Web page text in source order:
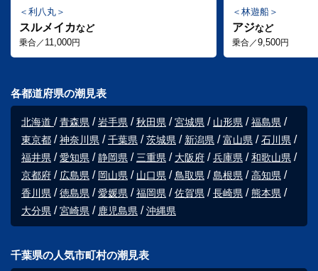
利八丸
スルメイカなど
乗合／ 11,000円
林遊船
アジなど
乗合／9,500円
各都道府県の潮見表
北海道 青森県 岩手県 秋田県 宮城県 山形県
福島県
東京都
神奈川県 千葉県 茨城県 新潟県 富山県
石川県
福井県
愛知県 静岡県 三重県 大阪府 兵庫県
和歌山県
京都府
広島県 岡山県 山口県 鳥取県 島根県
高知県
香川県
徳島県 愛媛県 福岡県 佐賀県 長崎県
熊本県
大分県
宮崎県 鹿児島県 沖縄県
千葉県の人気市町村の潮見表